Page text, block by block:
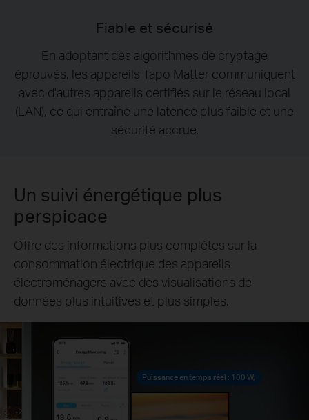
Fiable et sécurisé
En adoptant des algorithmes de cryptage
éprouvés, les appareils Tapo Matter communiquent
avec d'autres appareils certifiés sur le réseau local
(LAN), ce qui entraîne une latence plus faible et une
sécurité accrue.
Un suivi énergétique plus
perspicace
Offre des informations plus complètes sur la
consommation électrique des appareils
électroménagers avec des visualisations de
données plus intuitives et plus simples.
Puissance en temps réel : 100 W,